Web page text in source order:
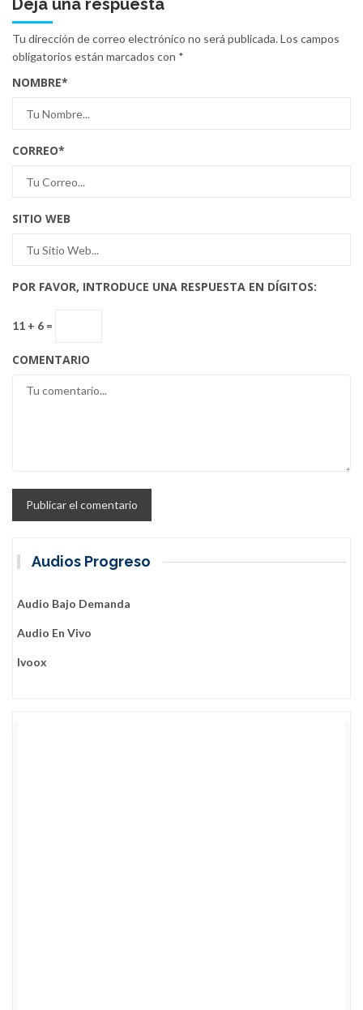
Deja una respuesta
Tu dirección de correo electrónico no será publicada.Los campos
obligatorios están marcados con *
NOMBRE*
CORREO*
SITIO WEB
POR FAVOR, INTRODUCE UNA RESPUESTA EN DÍGITOS:
11 + 6 =
COMENTARIO
Audios Progreso
Audio Bajo Demanda
Audio En Vivo
Ivoox